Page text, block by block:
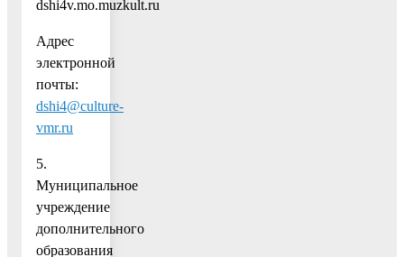
dshi4v.mo.muzkult.ru
Адрес
электронной
почты:
dshi4@culture-
vmr.ru
5.
Муниципальное
учреждение
дополнительного
образования